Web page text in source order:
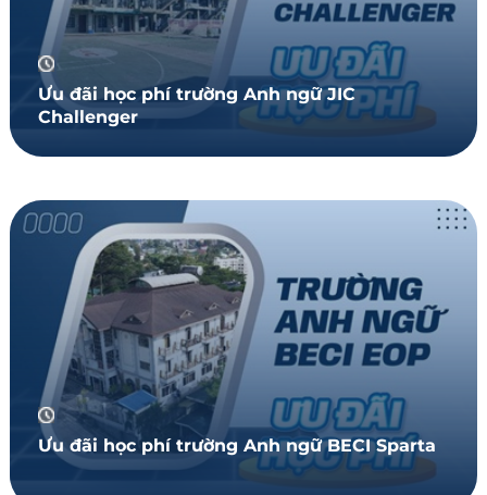
Ưu đãi học phí trường Anh ngữ JIC
Challenger
Ưu đãi học phí trường Anh ngữ BECI Sparta